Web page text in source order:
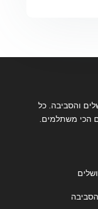
והסביבה. כל
הכי משתלמים.